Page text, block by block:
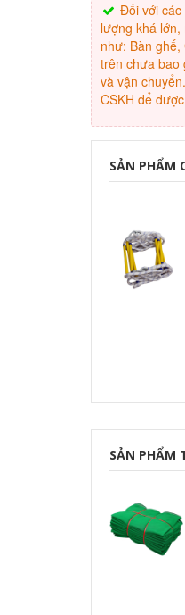
Đối với các
lượng khá
như: Bàn
trên chưa bao
và vận
CSKH để
SẢN PHẨM
SẢN PHẨM